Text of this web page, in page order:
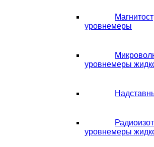
уровнемеры
уровнемеры
уровнемеры